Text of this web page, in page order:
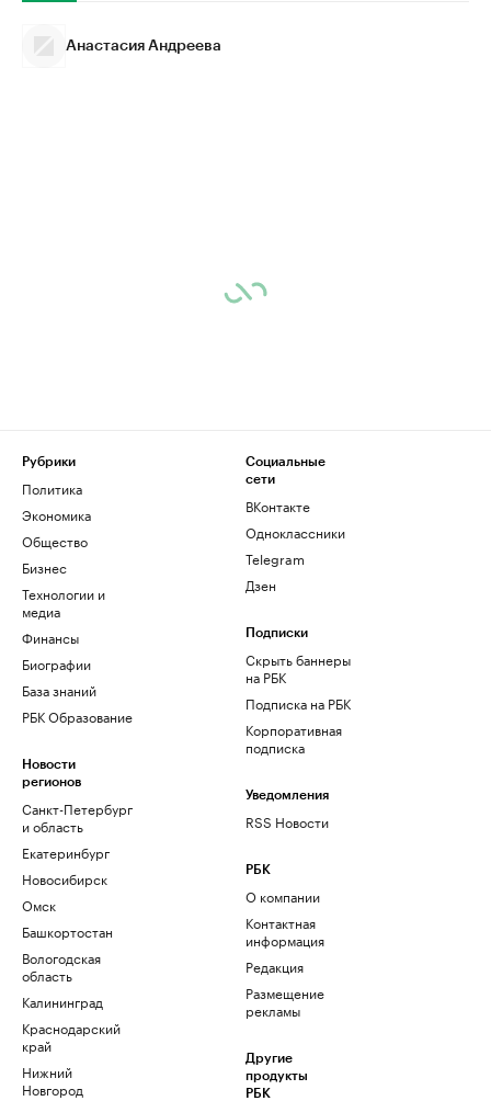
Анастасия Андреева
Рубрики
Политика
Экономика
Общество
Бизнес
Технологии и
медиа
Финансы
Биографии
База знаний
РБК Образование
Новости
регионов
Санкт-Петербург
и область
Екатеринбург
Новосибирск
Омск
Башкортостан
Вологодская
область
Калининград
Краснодарский
край
Нижний
Новгород
Социальные
сети
ВКонтакте
Одноклассники
Telegram
Дзен
Подписки
Скрыть баннеры
на РБК
Подписка на РБК
Корпоративная
подписка
Уведомления
RSS Новости
РБК
О компании
Контактная
информация
Редакция
Размещение
рекламы
Другие
продукты
РБК